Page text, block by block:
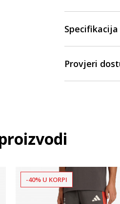
Specifikacija
Provjeri
-40% U KORPI